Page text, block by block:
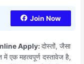
Join Now
Apply:दोस्तों, जैसा
एक महत्वपूर्ण दस्तावेज है,